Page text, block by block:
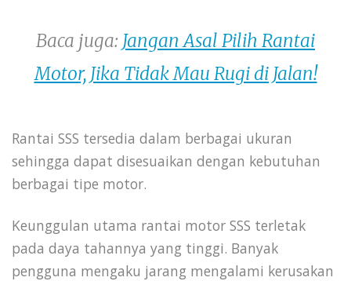
Baca juga: Jangan Asal Pilih Rantai
Motor, Jika Tidak Mau Rugi di Jalan!
Rantai SSS tersedia dalam berbagai ukuran
sehingga dapat disesuaikan dengan kebutuhan
berbagai tipe motor.
Keunggulan utama rantai motor SSS terletak
pada daya tahannya yang tinggi. Banyak
pengguna mengaku jarang mengalami kerusakan